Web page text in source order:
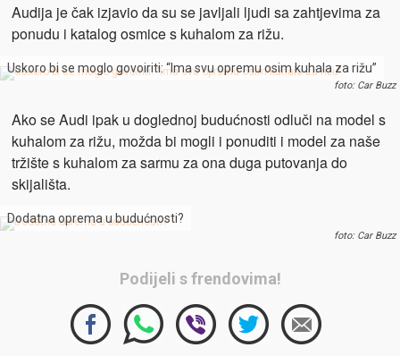
Audija je čak izjavio da su se javljali ljudi sa zahtjevima za
ponudu i katalog osmice s kuhalom za rižu.
Uskoro bi se moglo govoiriti: “Ima svu opremu osim kuhala za rižu”
foto: Car Buzz
Ako se Audi ipak u doglednoj budućnosti odluči na model s
kuhalom za rižu, možda bi mogli i ponuditi i model za naše
tržište s kuhalom za sarmu za ona duga putovanja do
skijališta.
Dodatna oprema u budućnosti?
foto: Car Buzz
Podijeli s frendovima!